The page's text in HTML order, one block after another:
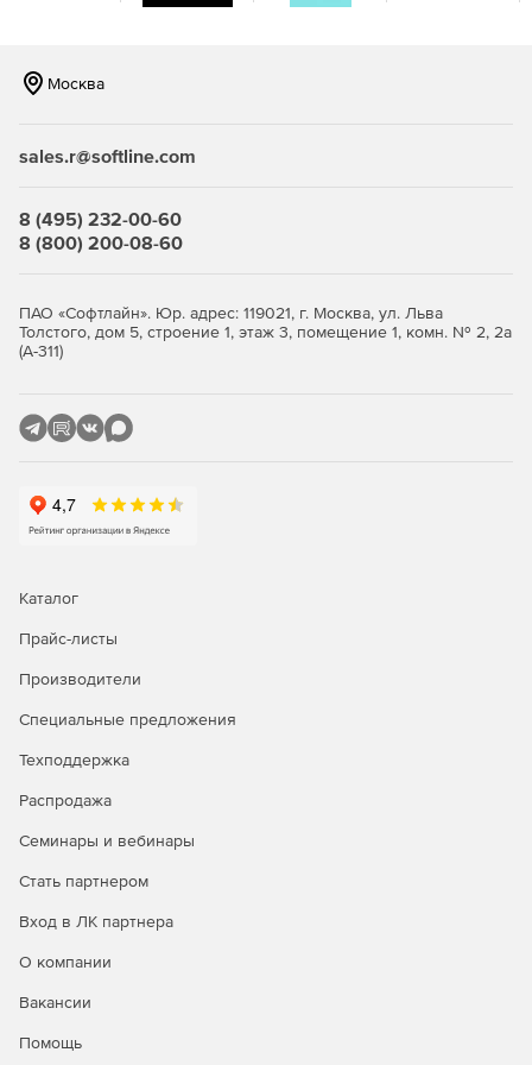
Москва
sales.r@softline.com
8 (495) 232-00-60
8 (800) 200-08-60
ПАО «Софтлайн». Юр. адрес: 119021, г. Москва, ул. Льва
Толстого, дом 5, строение 1, этаж 3, помещение 1, комн. № 2, 2а
(А-311)
Каталог
Прайс-листы
Производители
Специальные предложения
Техподдержка
Распродажа
Семинары и вебинары
Стать партнером
Вход в ЛК партнера
О компании
Вакансии
Помощь